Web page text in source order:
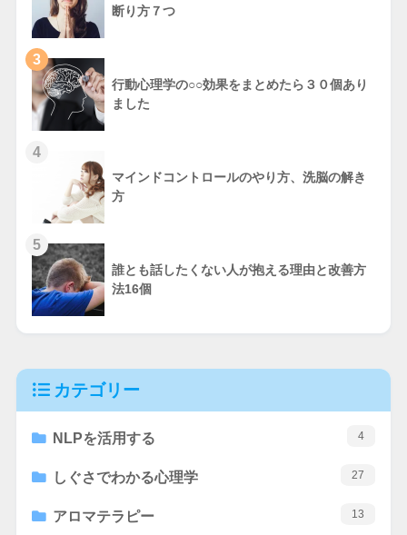
断り方７つ
3
行動心理学の○○効果をまとめたら３０個あり
ました
4
マインドコントロールのやり方、洗脳の解き
方
5
誰とも話したくない人が抱える理由と改善方
法16個
カテゴリー
NLPを活用する 4
しぐさでわかる心理学 27
アロマテラピー 13